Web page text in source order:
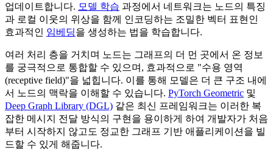
업데이트합니다. 모델 학습 과정에서 네트워크는 노드의 특징
과 로컬 이웃의 위상을 함께 인코딩하는 조밀한 벡터 표현인
효과적인 임베딩을 생성하는 법을 학습합니다.
여러 처리 층을 거치며 노드는 그래프의 더 먼 곳에서 온 정보
를 궁극적으로 통합할 수 있으며, 효과적으로 "수용 영역
(receptive field)"을 넓힙니다. 이를 통해 모델은 더 큰 구조 내에
서 노드의 맥락을 이해할 수 있습니다. PyTorch Geometric 및
Deep Graph Library (DGL) 같은 최신 프레임워크는 이러한 복
잡한 메시지 전달 방식의 구현을 용이하게 하여 개발자가 처음
부터 시작하지 않고도 정교한 그래프 기반 애플리케이션을 빌
드할 수 있게 해줍니다.